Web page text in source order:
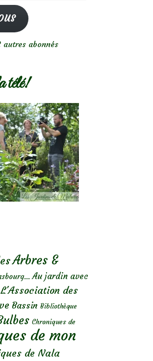
autres abonnés
télé!
Arbres &
Au jardin avec
des
Bassin Bibliothèque
Chroniques de
de mon
de Nala